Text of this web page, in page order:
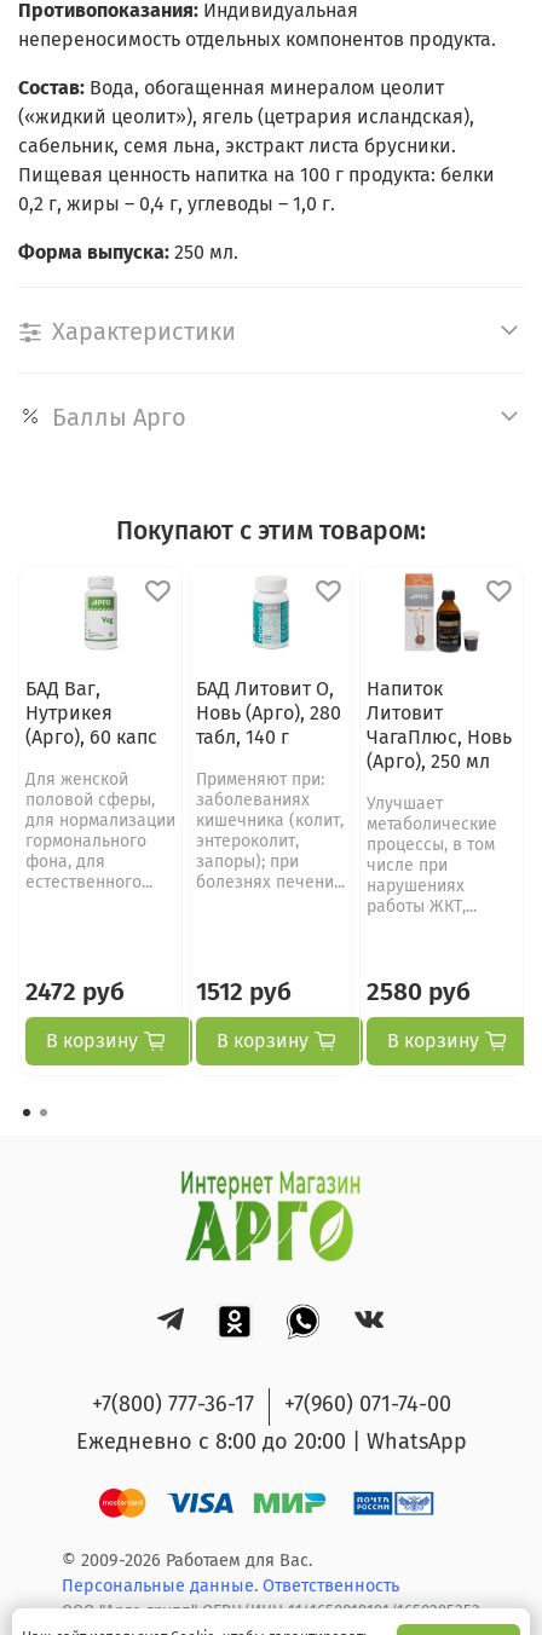
Противопоказания: Индивидуальная
непереносимость отдельных компонентов продукта.
Состав: Вода, обогащенная минералом цеолит
(«жидкий цеолит»), ягель (цетрария исландская),
сабельник, семя льна, экстракт листа брусники.
Пищевая ценность напитка на 100 г продукта: белки
0,2 г, жиры – 0,4 г, углеводы – 1,0 г.
Форма выпуска: 250 мл.
Характеристики
Баллы Арго
Покупают с этим товаром:
БАД Ваг,
Нутрикея
(Арго), 60 капс
Для женской
половой сферы,
для нормализации
гормонального
фона, для
естественного...
2472 руб
В корзину
БАД Литовит О,
Новь (Арго), 280
табл, 140 г
Применяют при:
заболеваниях
кишечника (колит,
энтероколит,
запоры); при
болезнях печени...
1512 руб
В корзину
Напиток
Литовит
ЧагаПлюс, Новь
(Арго), 250 мл
Улучшает
метаболические
процессы, в том
числе при
нарушениях
работы ЖКТ,...
2580 руб
В корзину
+7(800) 777-36-17
+7(960) 071-74-00
Ежедневно с 8:00 до 20:00 | WhatsApp
© 2009-2026 Работаем для Вас.
Персональные данные. Ответственность
ООО "Арго групп" ОГРН/ИНН 1141650019191/1650295353